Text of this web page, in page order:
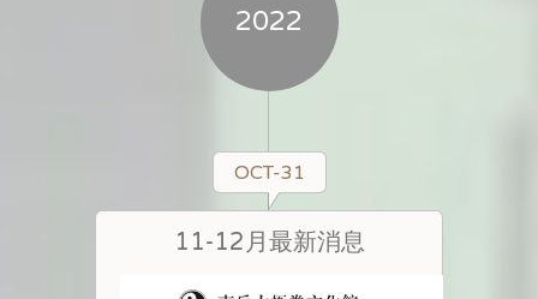
2022
OCT-31
11-12月最新消息